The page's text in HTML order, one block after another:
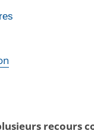
recours